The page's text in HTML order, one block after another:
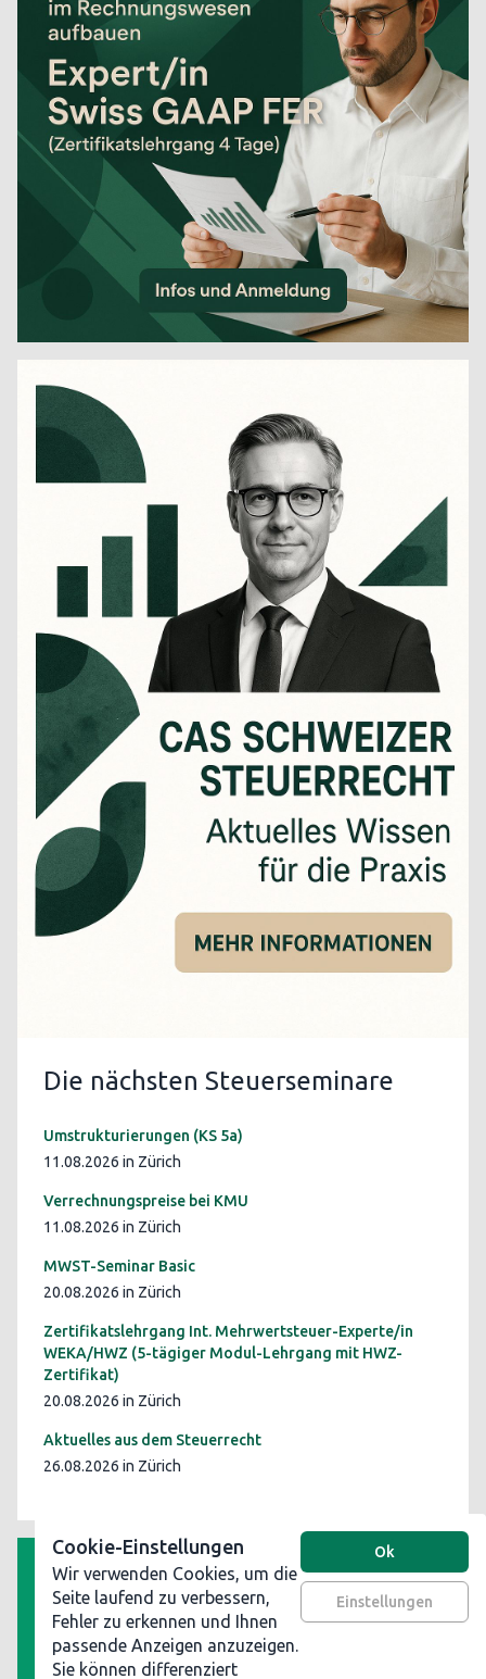
Die nächsten Steuerseminare
Umstrukturierungen (KS 5a)
11.08.2026 in Zürich
Verrechnungspreise bei KMU
11.08.2026 in Zürich
MWST-Seminar Basic
20.08.2026 in Zürich
Zertifikatslehrgang Int. Mehrwertsteuer-Experte/in
WEKA/HWZ (5-tägiger Modul-Lehrgang mit HWZ-
Zertifikat)
20.08.2026 in Zürich
Aktuelles aus dem Steuerrecht
26.08.2026 in Zürich
AGB
Datenschutz
Impressum
Cookie-Einstellungen
Wir verwenden Cookies, um die
Seite laufend zu verbessern,
Fehler zu erkennen und Ihnen
passende Anzeigen anzuzeigen.
Sie können differenziert
Ok
Einstellungen